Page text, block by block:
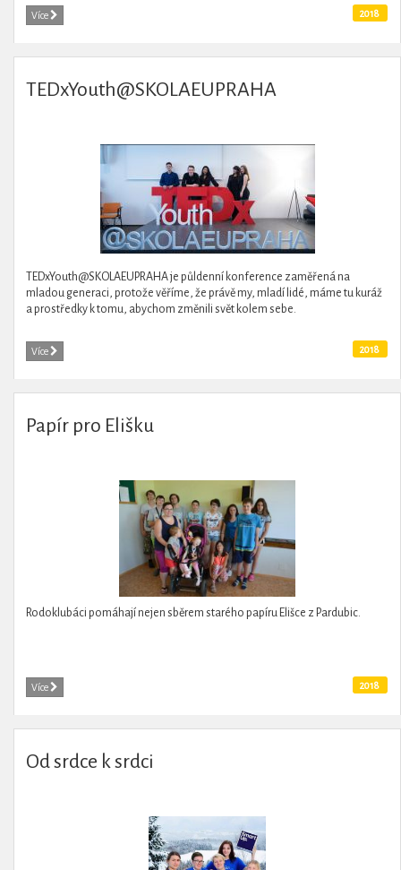
Více 2018
TEDxYouth@SKOLAEUPRAHA
TEDxYouth@SKOLAEUPRAHA je půldenní konference zaměřená na
mladou generaci, protože věříme, že právě my, mladí lidé, máme tu kuráž
a prostředky k tomu, abychom změnili svět kolem sebe.
Více 2018
Papír pro Elišku
Rodoklubáci pomáhají nejen sběrem starého papíru Elišce z Pardubic.
Více 2018
Od srdce k srdci